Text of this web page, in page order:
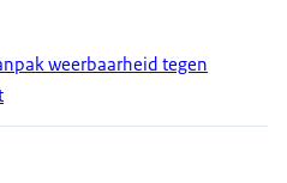
weerbaarheid tegen